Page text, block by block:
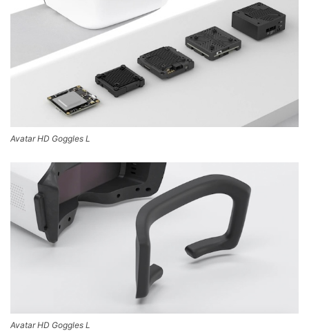
Avatar HD Goggles L
Avatar HD Goggles L